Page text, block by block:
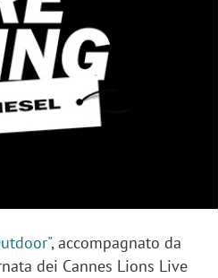
, accompagnato da
dei Cannes Lions Live
agli eventi: come la
Kicè punta a eliminare lo
di relazioni"